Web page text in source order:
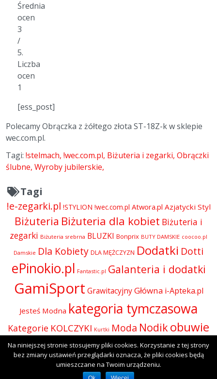
Średnia
ocen
3
/
5.
Liczba
ocen
1
[ess_post]
Polecamy Obrączka z żółtego złota ST-18Z-k w sklepie
wec.com.pl.
Tagi: !stelmach !wec.com.pl Biżuteria i zegarki Obrączki
ślubne Wyroby jubilerskie
Tagi
!e-zegarki.pl !STYLION !wec.com.pl Atwora.pl Azjatycki Styl
Biżuteria Biżuteria dla kobiet Biżuteria i
zegarki Biżuteria srebrna BLUZKI Bonprix BUTY DAMSKIE coocoo.pl
Damskie Dla Kobiety DLA MĘŻCZYZN Dodatki Dotti
ePinokio.pl Fantastic.pl Galanteria i dodatki
GamiSport Grawitacyjny Główna i-Apteka.pl
Jesteś Modna kategoria tymczasowa
Kategorie KOLCZYKI Kurtki Moda Nodik obuwie
Odzież Okulary Olive.pl Perfumy Perfumy i kosmetyki
rodium Skórzana.com Sport-Shop.pl SUKIENKI
Na niniejszej stronie stosujemy pliki cookies. Korzystanie z tej strony
bez zmiany ustawień przeglądarki oznacza, że pliki cookies będą
umieszczane na Twoim urządzeniu.